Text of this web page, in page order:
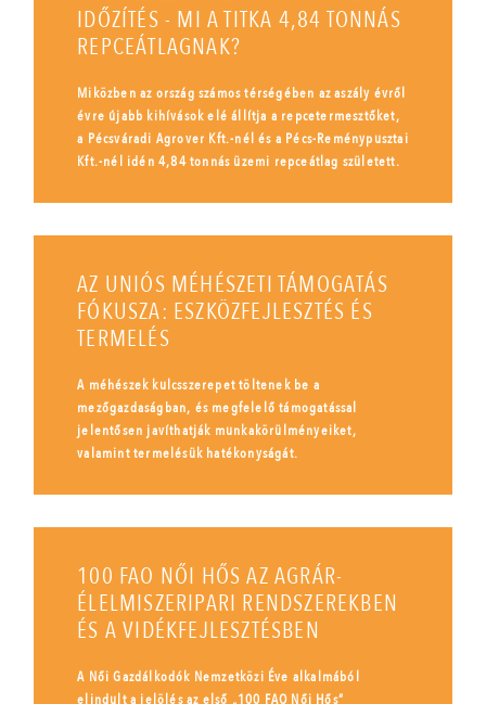
IDŐZÍTÉS - MI A TITKA 4,84 TONNÁS
REPCEÁTLAGNAK?
Miközben az ország számos térségében az aszály évről
évre újabb kihívások elé állítja a repcetermesztőket,
a Pécsváradi Agrover Kft.-nél és a Pécs-Reménypusztai
Kft.-nél idén 4,84 tonnás üzemi repceátlag született.
AZ UNIÓS MÉHÉSZETI TÁMOGATÁS
FÓKUSZA: ESZKÖZFEJLESZTÉS ÉS
TERMELÉS
A méhészek kulcsszerepet töltenek be a
mezőgazdaságban, és megfelelő támogatással
jelentősen javíthatják munkakörülményeiket,
valamint termelésük hatékonyságát.
100 FAO NŐI HŐS AZ AGRÁR-
ÉLELMISZERIPARI RENDSZEREKBEN
ÉS A VIDÉKFEJLESZTÉSBEN
A Női Gazdálkodók Nemzetközi Éve alkalmából
elindult a jelölés az első „100 FAO Női Hős”